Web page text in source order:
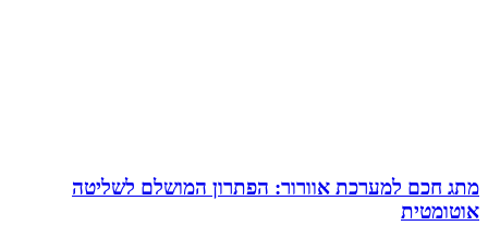
מתג חכם למערכת אוורור: הפתרון המושלם לשליטה
אוטומטית